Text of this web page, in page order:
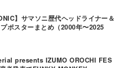
】サマソニ歴代ヘッドライナー＆
ポスターまとめ（2000年〜2025
presents IZUMO OROCHI FES